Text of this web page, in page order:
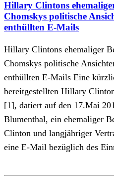
Hillary Clintons
Chomskys politische
enthüllten E-Mails
Hillary Clintons ehemaliger
Chomskys politische
enthüllten E-Mails Eine
bereitgestellten Hillary
[1], datiert auf den 17.Mai
Blumenthal, ein ehemaliger
Clinton und langjähriger
eine E-Mail bezüglich des